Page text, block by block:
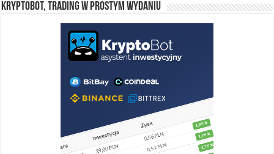
KryptoBot, trading w prostym wydaniu